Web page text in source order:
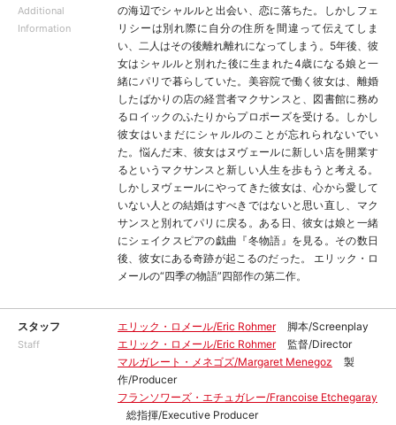
Additional
Information
の海辺でシャルルと出会い、恋に落ちた。しかしフェ
リシーは別れ際に自分の住所を間違って伝えてしま
い、二人はその後離れ離れになってしまう。5年後、彼
女はシャルルと別れた後に生まれた4歳になる娘と一
緒にパリで暮らしていた。美容院で働く彼女は、離婚
したばかりの店の経営者マクサンスと、図書館に務め
るロイックのふたりからプロポーズを受ける。しかし
彼女はいまだにシャルルのことが忘れられないでい
た。悩んだ末、彼女はヌヴェールに新しい店を開業す
るというマクサンスと新しい人生を歩もうと考える。
しかしヌヴェールにやってきた彼女は、心から愛して
いない人との結婚はすべきではないと思い直し、マク
サンスと別れてパリに戻る。ある日、彼女は娘と一緒
にシェイクスピアの戯曲『冬物語』を見る。その数日
後、彼女にある奇跡が起こるのだった。 エリック・ロ
メールの“四季の物語”四部作の第二作。
スタッフ
Staff
エリック・ロメール/Eric Rohmer
脚本/Screenplay
エリック・ロメール/Eric Rohmer
監督/Director
マルガレート・メネゴズ/Margaret Menegoz
製
作/Producer
フランソワーズ・エチュガレー/Francoise Etchegaray
総指揮/Executive Producer